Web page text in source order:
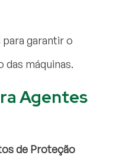
garantir o
das máquinas.
Agentes
de Proteção